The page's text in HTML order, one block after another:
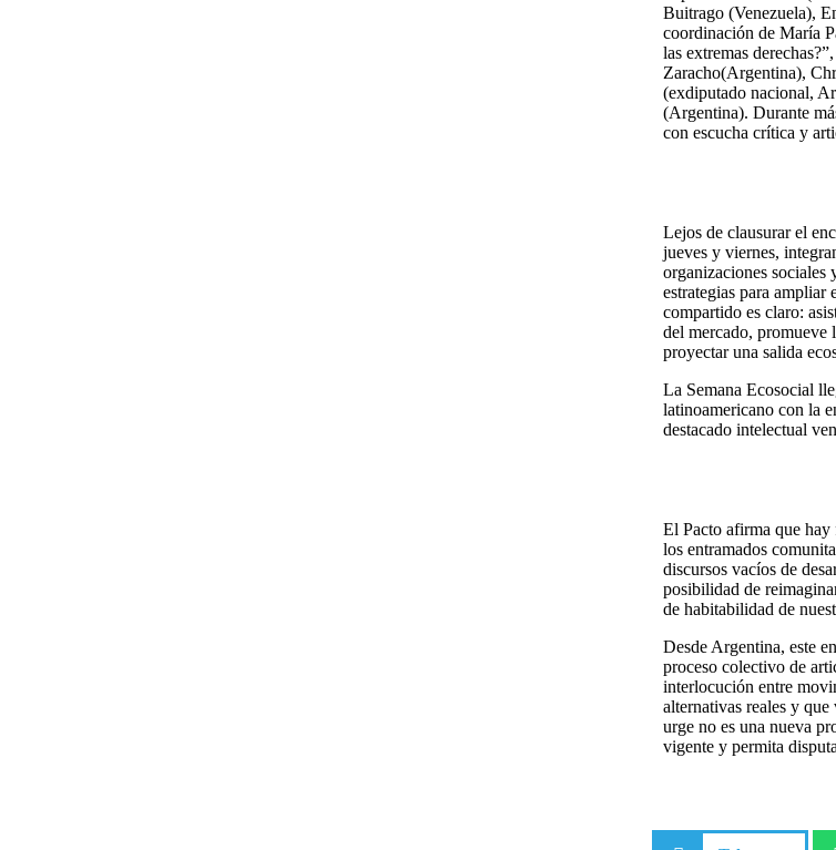
Buitrago (Venezuela),
coordinación de María
las extremas
Zaracho(Argentina),
(exdiputado nacional,
(Argentina). Durante
con escucha crítica y
Lejos de clausurar el
jueves y viernes,
organizaciones sociales
estrategias para
compartido es claro:
del mercado, promueve
proyectar una salida
La Semana Ecosocial
latinoamericano con la
destacado intelectual
El Pacto afirma que hay
los entramados
discursos vacíos de
posibilidad de
de habitabilidad de
Desde Argentina, este
proceso colectivo de
interlocución entre
alternativas reales y
urge no es una nueva
vigente y permita